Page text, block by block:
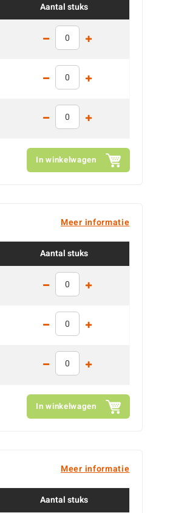
Aantal stuks
In winkelwagen
Meer informatie
Aantal stuks
In winkelwagen
Meer informatie
Aantal stuks